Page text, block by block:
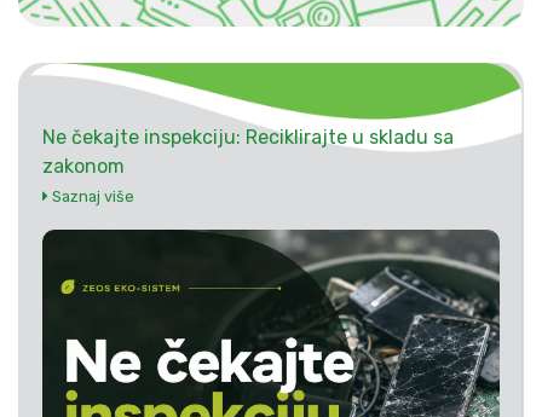
Ne čekajte inspekciju: Reciklirajte u skladu sa
zakonom
Saznaj više